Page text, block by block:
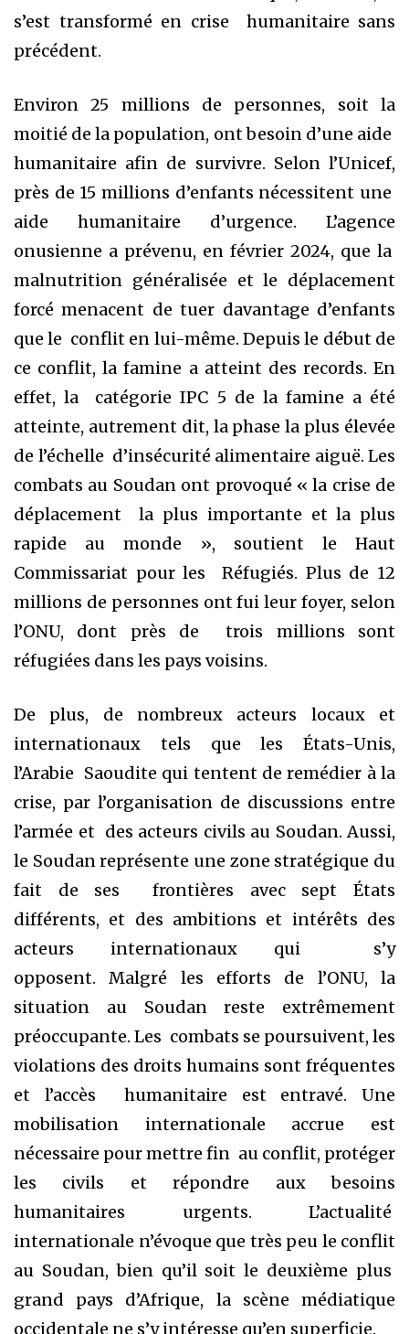
s’est transformé en crise humanitaire sans
précédent.
Environ 25 millions de personnes, soit la
moitié de la population, ont besoin d’une aide
humanitaire afin de survivre. Selon l’Unicef,
près de 15 millions d’enfants nécessitent une
aide humanitaire d’urgence. L’agence
onusienne a prévenu, en février 2024, que la
malnutrition généralisée et le déplacement
forcé menacent de tuer davantage d’enfants
que le conflit en lui-même. Depuis le début de
ce conflit, la famine a atteint des records. En
effet, la catégorie IPC 5 de la famine a été
atteinte, autrement dit, la phase la plus élevée
de l’échelle d’insécurité alimentaire aiguë. Les
combats au Soudan ont provoqué « la crise de
déplacement la plus importante et la plus
rapide au monde », soutient le Haut
Commissariat pour les Réfugiés. Plus de 12
millions de personnes ont fui leur foyer, selon
l’ONU, dont près de trois millions sont
réfugiées dans les pays voisins.
De plus, de nombreux acteurs locaux et
internationaux tels que les États-Unis,
l’Arabie Saoudite qui tentent de remédier à la
crise, par l’organisation de discussions entre
l’armée et des acteurs civils au Soudan. Aussi,
le Soudan représente une zone stratégique du
fait de ses frontières avec sept États
différents, et des ambitions et intérêts des
acteurs internationaux qui s’y
opposent. Malgré les efforts de l’ONU, la
situation au Soudan reste extrêmement
préoccupante. Les combats se poursuivent, les
violations des droits humains sont fréquentes
et l’accès humanitaire est entravé. Une
mobilisation internationale accrue est
nécessaire pour mettre fin au conflit, protéger
les civils et répondre aux besoins
humanitaires urgents. L’actualité
internationale n’évoque que très peu le conflit
au Soudan, bien qu’il soit le deuxième plus
grand pays d’Afrique, la scène médiatique
occidentale ne s’y intéresse qu’en superficie.